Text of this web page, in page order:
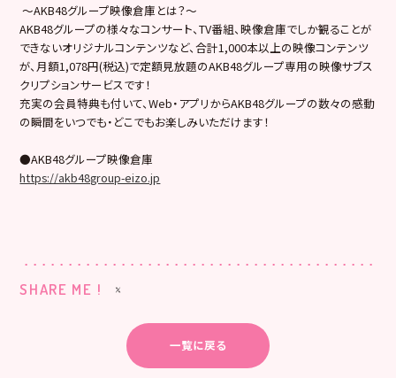
～AKB48グループ映像倉庫とは？～
AKB48グループの様々なコンサート、TV番組、映像倉庫でしか観ることが
できないオリジナルコンテンツなど、合計1,000本以上の映像コンテンツ
が、月額1,078円(税込)で定額見放題のAKB48グループ専用の映像サブス
クリプションサービスです！
充実の会員特典も付いて、Web・アプリからAKB48グループの数々の感動
の瞬間をいつでも・どこでもお楽しみいただけます！
●AKB48グループ映像倉庫
https://akb48group-eizo.jp
SHARE ME !
一覧に戻る